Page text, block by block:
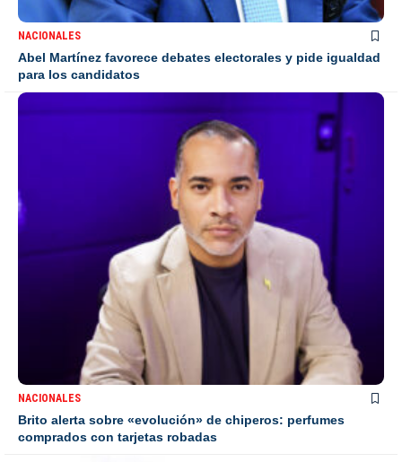
NACIONALES
Abel Martínez favorece debates electorales y pide igualdad
para los candidatos
NACIONALES
Brito alerta sobre «evolución» de chiperos: perfumes
comprados con tarjetas robadas